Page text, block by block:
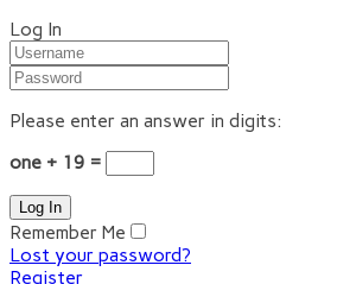
Log In
Please enter an answer in digits:
one + 19 =
Remember Me
Lost your password?
Register